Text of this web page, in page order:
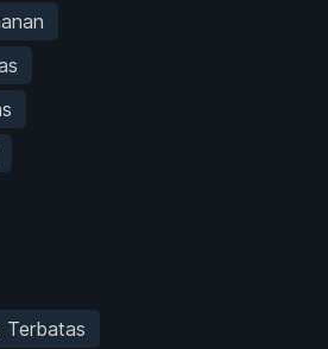
Terbatas